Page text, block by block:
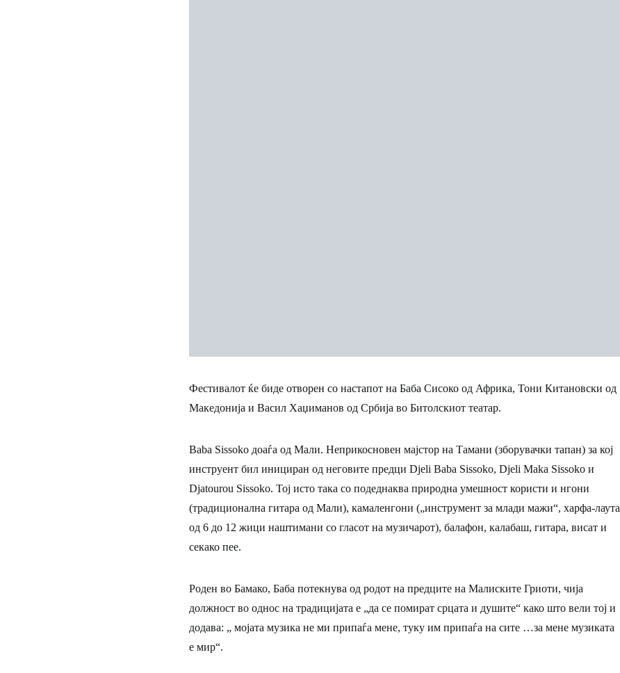
Фестивалот ќе биде отворен со настапот на Баба Сисоко од Африка, Тони Китановски од
Македонија и Васил Хаџиманов од Србија во Битолскиот театар.
Baba Sissoko доаѓа од Мали. Неприкосновен мајстор на Тамани (зборувачки тапан) за кој
инструент бил инициран од неговите предци Djeli Baba Sissoko, Djeli Maka Sissoko и
Djatourou Sissoko. Тој исто така со подеднаква природна умешност користи и нгони
(традиционална гитара од Мали), камаленгони („инструмент за млади мажи“, харфа-лаута
од 6 до 12 жици наштимани со гласот на музичарот), балафон, калабаш, гитара, висат и
секако пее.
Роден во Бамако, Баба потекнува од родот на предците на Малиските Гриоти, чија
должност во однос на традицијата е „да се помират срцата и душите“ како што вели тој и
додава: „ мојата музика не ми припаѓа мене, туку им припаѓа на сите …за мене музиката
е мир“.